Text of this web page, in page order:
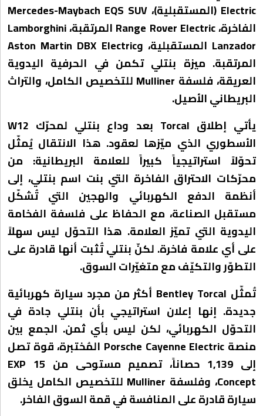
Electric (المستقبلية)، Mercedes-Maybach EQS SUV
الفاخرة، Range Rover Electric المرتقبة، Lamborghini
Lanzador المستقبلية، وAston Martin DBX Electric
المرتقبة. ميزة بنتلي تكمن في الحرفية اليدوية
العريقة، فلسفة Mulliner للتخصيص الكامل، والتراث
البريطاني الأصيل.
يأتي إطلاق Torcal بعد وداع بنتلي لمحرّك W12
الأسطوري الذي ميّزها لعقود. هذا الانتقال يُمثّل
تحوّلاً استراتيجياً كبيراً للعلامة البريطانية: من
محرّكات الاحتراق الفاخرة التي بنت اسم بنتلي، إلى
أنظمة الدفع الكهربائي والهجين التي تُشكّل
مستقبل الصناعة، مع الحفاظ على فلسفة الفخامة
اليدوية التي تميّز العلامة. هذا التحوّل ليس سهلاً
على أي علامة فاخرة. لكنّ بنتلي تُثبت أنها قادرة على
التطوّر والتكيّف مع متغيّرات السوق.
تُمثّل Bentley Torcal أكثر من مجرد سيارة كهربائية
جديدة. إنها إعلان استراتيجي بأن بنتلي جادة في
التحوّل الكهربائي، لكن ليس بأي ثمن. الجمع بين
منصة Porsche Cayenne Electric المُختبرة، قوة تصل
إلى 1,139 حصاناً، تصميم مستوحى من EXP 15
Concept، وفلسفة Mulliner للتخصيص الكامل يخلق
سيارة قادرة على المنافسة في قمة السوق الفاخر.